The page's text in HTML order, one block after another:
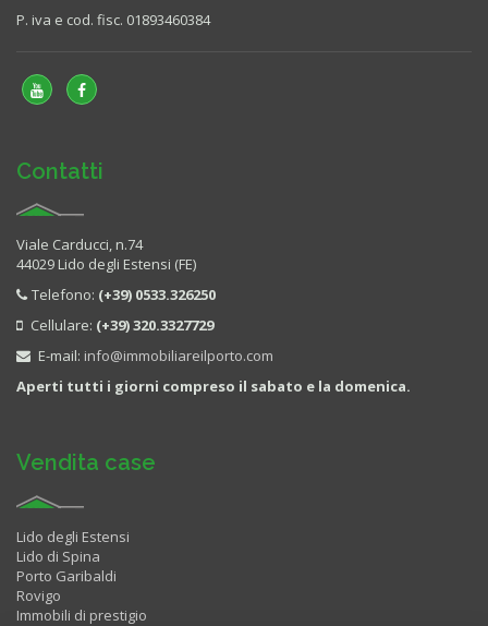
P. iva e cod. fisc. 01893460384
Contatti
Viale Carducci, n.74
44029 Lido degli Estensi (FE)
Telefono: (+39) 0533.326250
Cellulare: (+39) 320.3327729
E-mail: info@immobiliareilporto.com
Aperti tutti i giorni compreso il sabato e la domenica.
Vendita case
Lido degli Estensi
Lido di Spina
Porto Garibaldi
Rovigo
Immobili di prestigio